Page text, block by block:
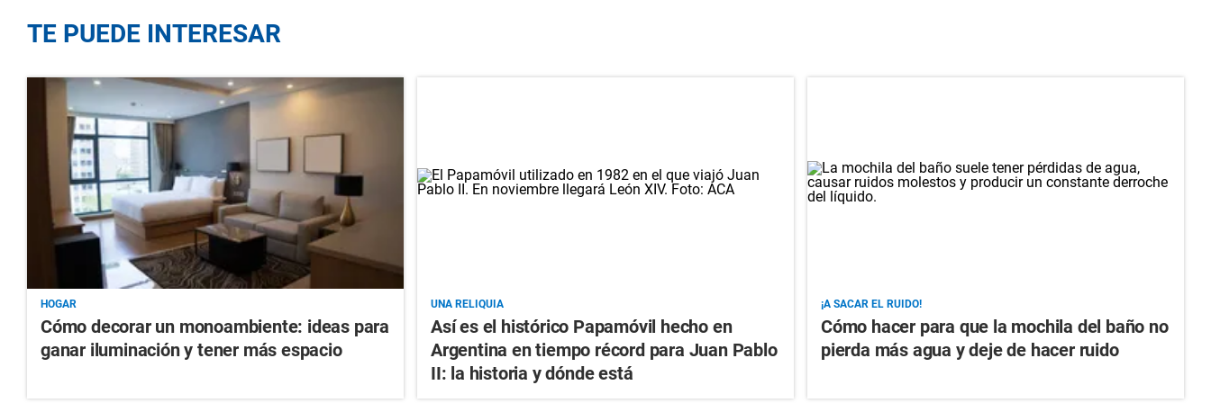
TE PUEDE INTERESAR
HOGAR
Cómo decorar un monoambiente: ideas para
ganar iluminación y tener más espacio
UNA RELIQUIA
Así es el histórico Papamóvil hecho en
Argentina en tiempo récord para Juan Pablo
II: la historia y dónde está
¡A SACAR EL RUIDO!
Cómo hacer para que la mochila del baño no
pierda más agua y deje de hacer ruido